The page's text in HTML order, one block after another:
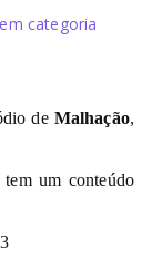
categoria
de Malhação,
um conteúdo